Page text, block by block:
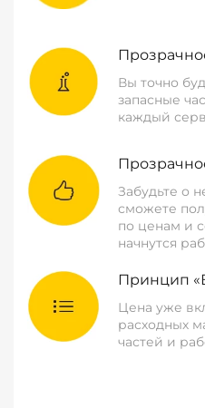
Вы точно
запасные
каждый
Забудьте о
сможете
по ценам и
начнутся
Принцип
Цена уже
расходных
частей и